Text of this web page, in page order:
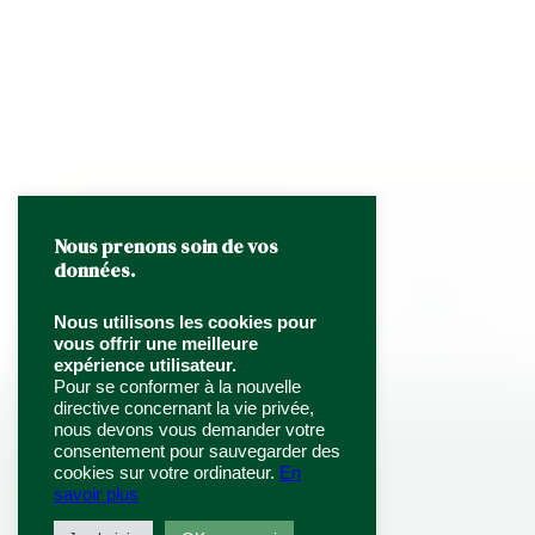
Pour consulter les allergènescliquez ici.
Quantity
NOS PRODUITS
Nous prenons soin de vos
données.
Nous utilisons les cookies pour
vous offrir une meilleure
expérience utilisateur.
Pour se conformer à la nouvelle
directive concernant la vie privée,
nous devons vous demander votre
consentement pour sauvegarder des
cookies sur votre ordinateur. En
savoir plus